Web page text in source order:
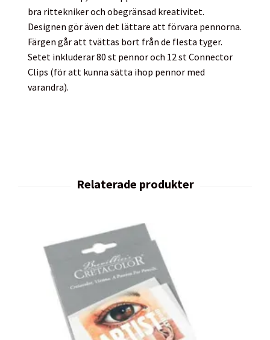
bra rittekniker och obegränsad kreativitet.
Designen gör även det lättare att förvara pennorna.
Färgen går att tvättas bort från de flesta tyger.
Setet inkluderar 80 st pennor och 12 st Connector
Clips (för att kunna sätta ihop pennor med
varandra).